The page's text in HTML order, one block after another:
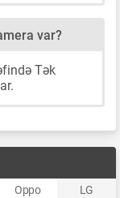
var?
Tək
Oppo
LG